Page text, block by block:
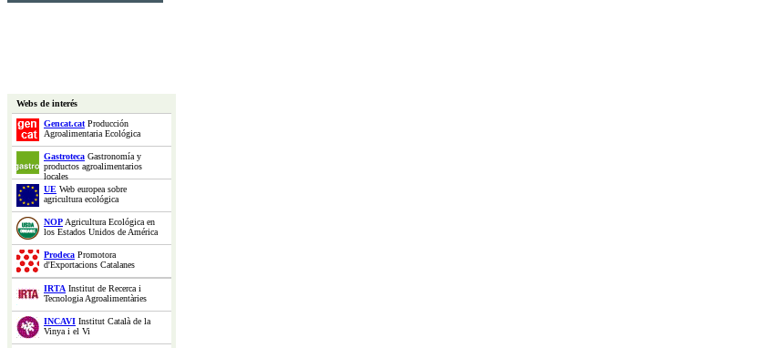
Webs de interés
Gencat.catProducción
Agroalimentaria Ecológica
Gastroteca Gastronomía y
productos agroalimentarios
locales
UE Web europea sobre
agricultura ecológica
NOPAgricultura Ecológica en
los Estados Unidos de América
Prodeca Promotora
d'Exportacions Catalanes
IRTA Institut de Recerca i
Tecnologia Agroalimentàries
INCAVI Institut Català de la
Vinya i el Vi